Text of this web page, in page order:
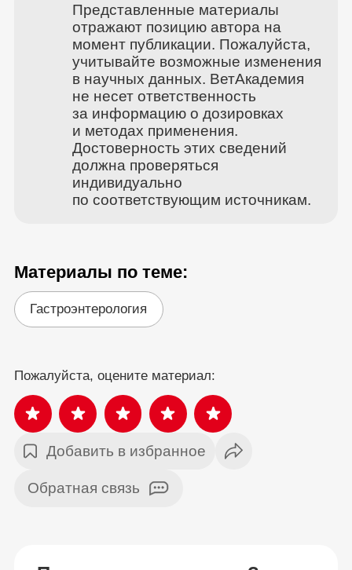
Представленные материалы
отражают позицию автора на
момент публикации. Пожалуйста,
учитывайте возможные изменения
в научных данных. ВетАкадемия
не несет ответственность
за информацию о дозировках
и методах применения.
Достоверность этих сведений
должна проверяться
индивидуально
по соответствующим источникам.
Материалы по теме:
Гастроэнтерология
Пожалуйста, оцените материал:
Добавить в избранное
Обратная связь